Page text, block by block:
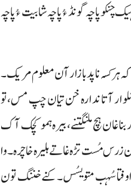
پاچہ گونڈ ءُ پاچہ شابیت ءُ پاچہ
ہر کسہ نا پد بازار آن معلوم مریک۔
آتا ندارہ خن تیان چپ مس، تو
غان ہچ ملنگتنے، بیرہ ہمو کچک آک
زرس مُست تڑہ غاتے ہلیرہ خاچرہ۔ وا
سُہب متویسُس۔ کنے خننگ تون